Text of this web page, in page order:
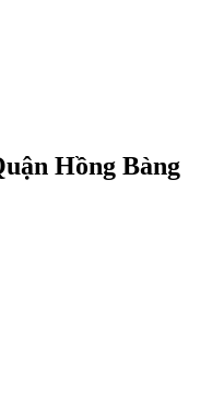
Hồng Bàng